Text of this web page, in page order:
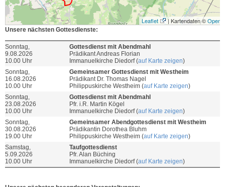
Leaflet | Kartendaten ©
Unsere nächsten Gottesdienste:
Sonntag,
9.08.2026
10.00 Uhr
Gottesdienst mit Abendmahl
Prädikant Andreas Florian
Immanuelkirche Diedorf (auf Karte zeigen)
Sonntag,
16.08.2026
10.00 Uhr
Gemeinsamer Gottesdienst mit Westheim
Prädikant Dr. Thomas Nagel
Philippuskirche Westheim (auf Karte zeigen)
Sonntag,
23.08.2026
10.00 Uhr
Gottesdienst mit Abendmahl
Pfr. i.R. Martin Kögel
Immanuelkirche Diedorf (auf Karte zeigen)
Sonntag,
30.08.2026
19.00 Uhr
Gemeinsamer Abendgottesdienst mit Westheim
Prädikantin Dorothea Bluhm
Philippuskirche Westheim (auf Karte zeigen)
Samstag,
5.09.2026
10.00 Uhr
Taufgottesdienst
Pfr. Alan Büching
Immanuelkirche Diedorf (auf Karte zeigen)